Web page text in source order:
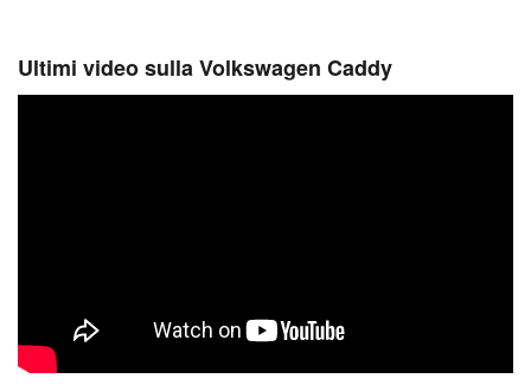
Ultimi video sulla Volkswagen Caddy